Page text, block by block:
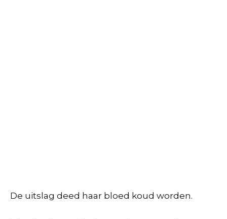
De uitslag deed haar bloed koud worden.